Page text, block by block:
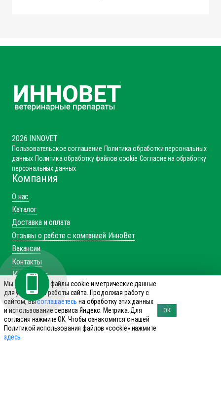
2026 INNOVET
Пользовательское соглашение Политика обработки персональных
данных Политика обработку файлов cookie Согласие на обработку
персональных данных
Компания
О нас
Каталог
Доставка и оплата
Отзывы о работе с компанией ИнноВет
Вакансии
Контакты
Каталог
Препараты для КРС
Препараты для лошадей
Препараты для свиней
Препараты для МРС
Мы используем файлы cookie и метрические данные
для улучшения работы сайта. Продолжая работу с
сайтом, Высоглашаетесь на обработку этих данных
и использование сервиса Яндекс. Метрика. Для
согласия нажмите ОК. Чтобы ознакомится с нашей
Политикой использования файлов «cookie» нажмите
здесь
ОК